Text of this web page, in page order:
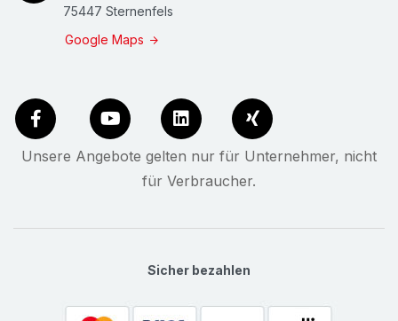
75447 Sternenfels
Google Maps
Unsere Angebote gelten nur für Unternehmer, nicht
für Verbraucher.
Sicher bezahlen